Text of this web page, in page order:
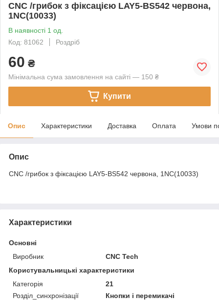
CNC /грибок з фіксацією LAY5-ВS542 червона,
1NC(10033)
В наявності 1 од.
Код: 81062
Роздріб
60 ₴
Мінімальна сума замовлення на сайті — 150 ₴
Купити
Опис Характеристики Доставка Оплата Умови
Опис
CNC /грибок з фіксацією LAY5-ВS542 червона, 1NC(10033)
Характеристики
Основні
Виробник
CNC Tech
Користувальницькі характеристики
Категорія
21
Розділ_синхронізації
Кнопки і перемикачі